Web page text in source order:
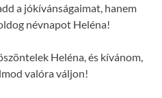
a jókívánságaimat, hanem
névnapot Heléna!
Heléna, és kívánom,
valóra váljon!